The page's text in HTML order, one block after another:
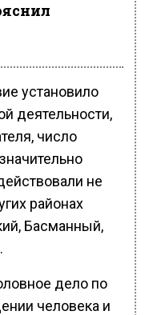
установило
деятельности,
число
не
районах
Басманный,
дело по
человека и